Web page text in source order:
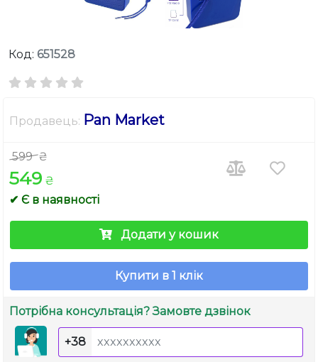
Код: 651528
Продавець: Pan Market
599 ₴
549 ₴
✔ Є в наявності
Додати у кошик
Купити в 1 клік
Потрібна консультація? Замовте дзвінок
+38